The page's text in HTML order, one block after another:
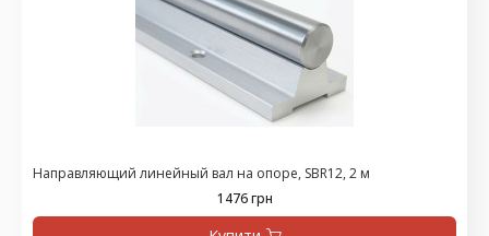
Направляющий линейный вал на опоре, SBR12, 2 м
1476 грн